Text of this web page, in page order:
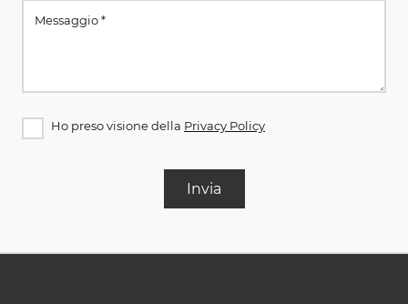
Ho preso visione della Privacy Policy
Invia